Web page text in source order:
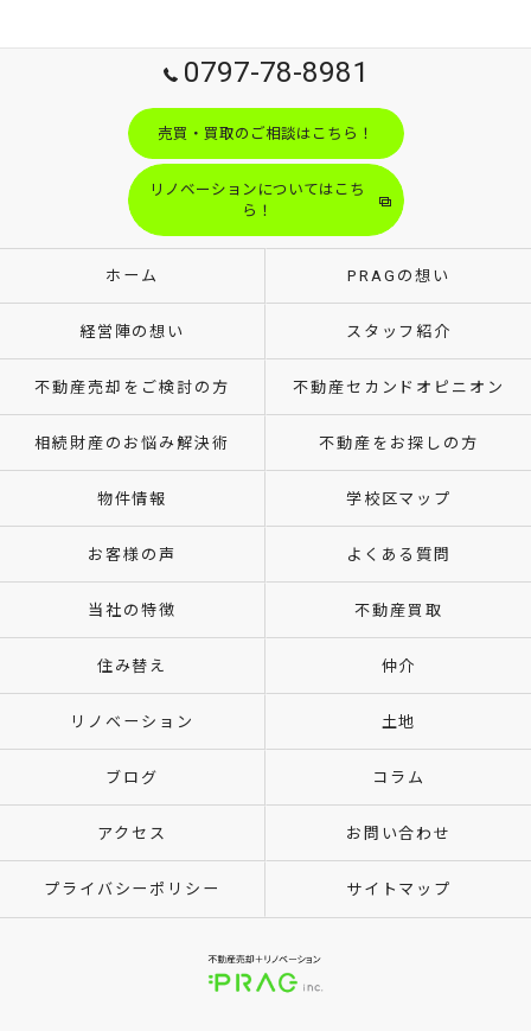
0797-78-8981
売買・買取のご相談はこちら！
リノベーションについてはこち
ら！
ホーム PRAGの想い
経営陣の想い スタッフ紹介
不動産売却をご検討の方 不動産セカンドオピニオン
相続財産のお悩み解決術 不動産をお探しの方
物件情報 学校区マップ
お客様の声 よくある質問
当社の特徴 不動産買取
住み替え 仲介
リノベーション 土地
ブログ コラム
アクセス お問い合わせ
プライバシーポリシー サイトマップ